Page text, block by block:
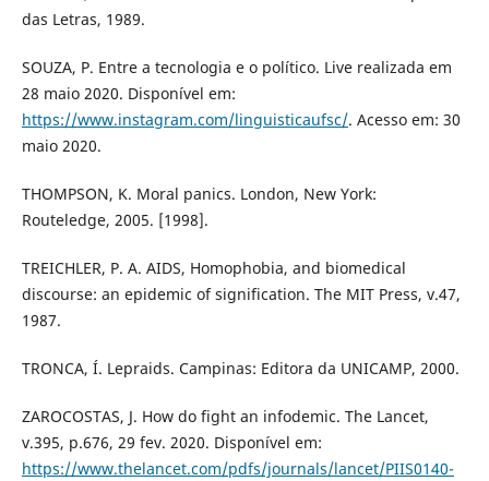
das Letras, 1989.
SOUZA, P. Entre a tecnologia e o político. Live realizada em
28 maio 2020. Disponível em:
https://www.instagram.com/linguisticaufsc/. Acesso em: 30
maio 2020.
THOMPSON, K. Moral panics. London, New York:
Routeledge, 2005. [1998].
TREICHLER, P. A. AIDS, Homophobia, and biomedical
discourse: an epidemic of signification. The MIT Press, v.47,
1987.
TRONCA, Í. Lepraids. Campinas: Editora da UNICAMP, 2000.
ZAROCOSTAS, J. How do fight an infodemic. The Lancet,
v.395, p.676, 29 fev. 2020. Disponível em:
https://www.thelancet.com/pdfs/journals/lancet/PIIS0140-